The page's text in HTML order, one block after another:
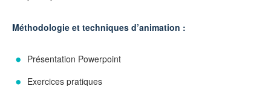
Méthodologie et techniques d’animation :
Présentation Powerpoint
Exercices pratiques